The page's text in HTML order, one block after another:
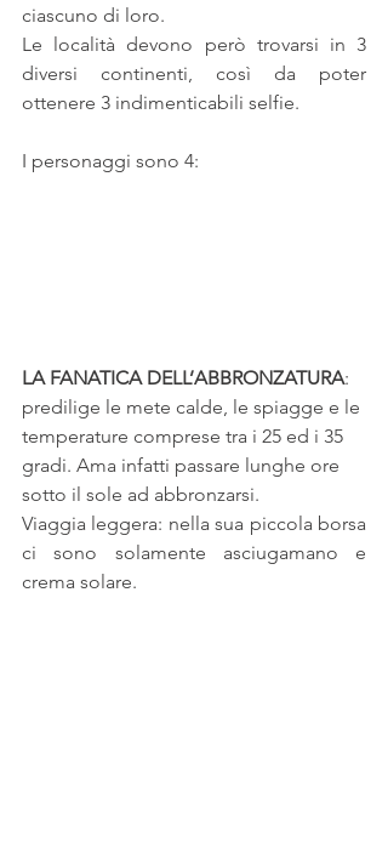
ciascuno di loro.
Le località devono però trovarsi in 3
diversi continenti, così da poter
ottenere 3 indimenticabili selfie.
I personaggi sono 4:
LA FANATICA DELL’ABBRONZATURA:
predilige le mete calde, le spiagge e le
temperature comprese tra i 25 ed i 35
gradi. Ama infatti passare lunghe ore
sotto il sole ad abbronzarsi.
Viaggia leggera: nella sua piccola borsa
ci sono solamente asciugamano e
crema solare.